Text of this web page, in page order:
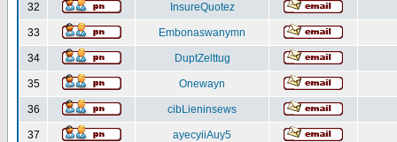
32 InsureQuotez
33 Embonaswanymn
34 DuptZelttug
35 Onewayn
36 cibLieninsews
37 ayecyiiAuy5